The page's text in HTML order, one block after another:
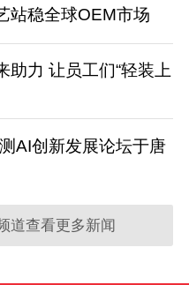
站稳全球OEM市场
助力 让员工们“轻装上
AI创新发展论坛于唐
道查看更多新闻